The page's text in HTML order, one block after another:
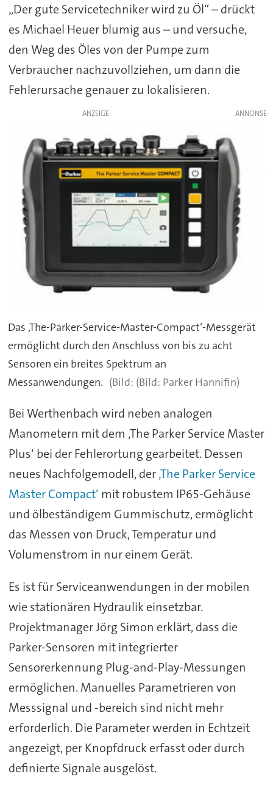
„Der gute Servicetechniker wird zu Öl“ – drückt
es Michael Heuer blumig aus – und versuche,
den Weg des Öles von der Pumpe zum
Verbraucher nachzuvollziehen, um dann die
Fehlerursache genauer zu lokalisieren.
ANZEIGE
Das ‚The-Parker-Service-Master-Compact‘-Messgerät
ermöglicht durch den Anschluss von bis zu acht
Sensoren ein breites Spektrum an
Messanwendungen.
(Bild: Parker Hannifin)
Bei Werthenbach wird neben analogen
Manometern mit dem ‚The Parker Service Master
Plus‘ bei der Fehlerortung gearbeitet. Dessen
neues Nachfolgemodell, der‚The Parker Service
Master Compact‘ mit robustem IP65-Gehäuse
und ölbeständigem Gummischutz, ermöglicht
das Messen von Druck, Temperatur und
Volumenstrom in nur einem Gerät.
Es ist für Serviceanwendungen in der mobilen
wie stationären Hydraulik einsetzbar.
Projektmanager Jörg Simon erklärt, dass die
Parker-Sensoren mit integrierter
Sensorerkennung Plug-and-Play-Messungen
ermöglichen. Manuelles Parametrieren von
Messsignal und -bereich sind nicht mehr
erforderlich. Die Parameter werden in Echtzeit
angezeigt, per Knopfdruck erfasst oder durch
definierte Signale ausgelöst.